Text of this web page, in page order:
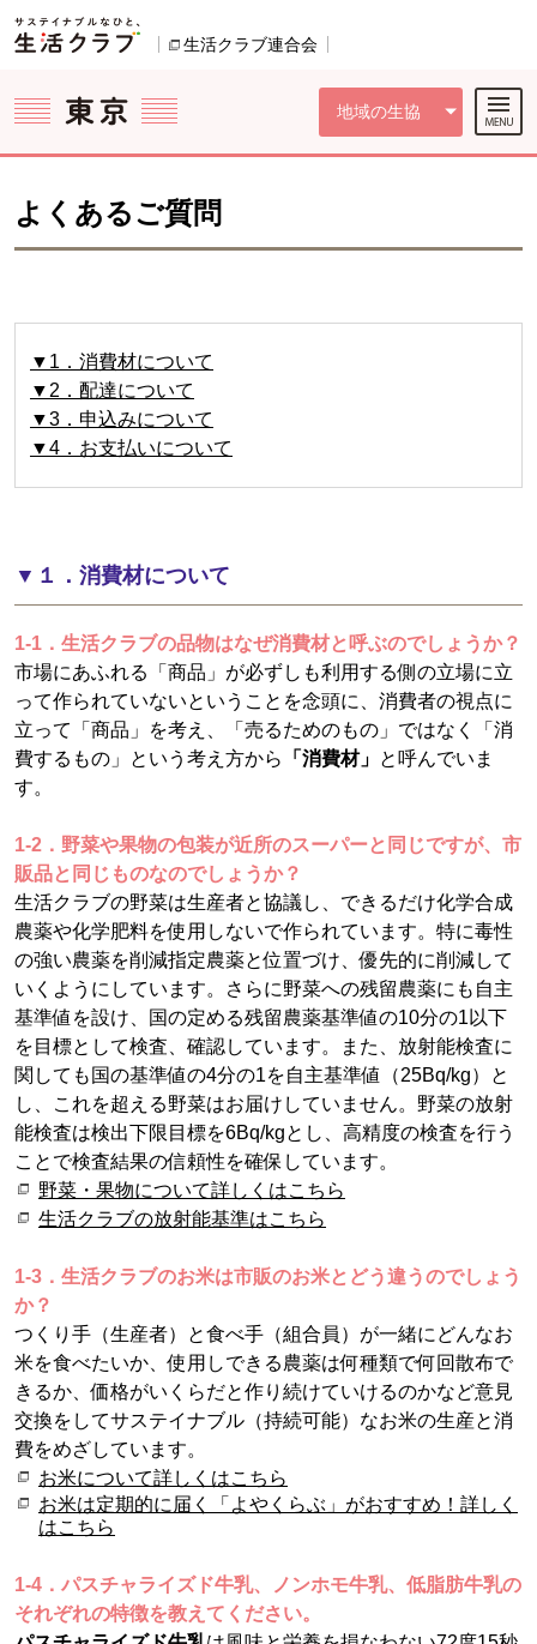
ページの先頭です。
生活クラブ連合会
地域の生協
ここからサイト内共通メニューです。
サイト内共通メニューをスキップする
サイト内共通メニューここまで。
よくあるご質問
▼1．消費材について
▼2．配達について
▼3．申込みについて
▼4．お支払いについて
▼１．消費材について
1-1．生活クラブの品物はなぜ消費材と呼ぶのでしょうか？
市場にあふれる「商品」が必ずしも利用する側の立場に立
って作られていないということを念頭に、消費者の視点に
立って「商品」を考え、「売るためのもの」ではなく「消
費するもの」という考え方から
「消費材」 と呼んでいま
す。
1-2． 野菜や果物の包装が近所のスーパーと同じですが、市
販品と同じものなのでしょうか？
生活クラブの野菜は生産者と協議し、できるだけ化学合成
農薬や化学肥料を使用しないで作られています。特に毒性
の強い農薬を削減指定農薬と位置づけ、優先的に削減して
いくようにしています。さらに野菜への残留農薬にも自主
基準値を設け、国の定める残留農薬基準値の10分の1以下
を目標として検査、確認しています。また、放射能検査に
関しても国の基準値の4分の1を自主基準値（25Bq/kg）と
し、これを超える野菜はお届けしていません。野菜の放射
能検査は検出下限目標を6Bq/kgとし、高精度の検査を行う
ことで検査結果の信頼性を確保しています。
野菜・果物について詳しくはこちら
生活クラブの放射能基準はこちら
1-3．生活クラブのお米は市販のお米とどう違うのでしょう
か？
つくり手（生産者）と食べ手（組合員）が一緒にどんなお
米を食べたいか、使用しできる農薬は何種類で何回散布で
きるか、価格がいくらだと作り続けていけるのかなど意見
交換をしてサステイナブル（持続可能）なお米の生産と消
費をめざしています。
お米について詳しくはこちら
お米は定期的に届く「よやくらぶ」がおすすめ！詳しく
はこちら
1-4．パスチャライズド牛乳、ノンホモ牛乳、低脂肪牛乳の
それぞれの特徴を教えてください。